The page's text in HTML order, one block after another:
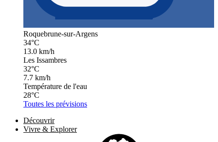
Roquebrune-sur-Argens
34°C
13.0 km/h
Les Issambres
32°C
7.7 km/h
Température de l'eau
28°C
Toutes les prévisions
Découvrir
Vivre & Explorer